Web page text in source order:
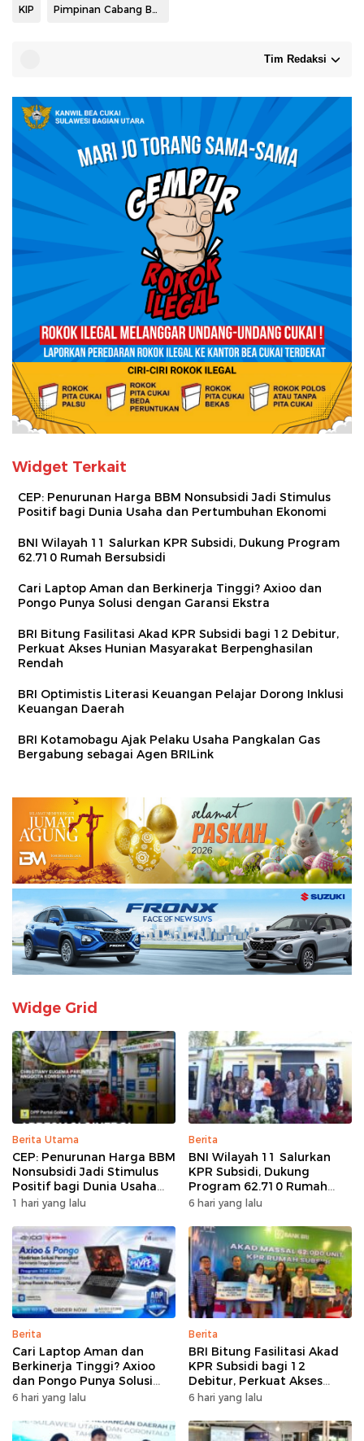
KIP Pimpinan Cabang BRI Manado Agus Wayan Parta S
Tim Redaksi
Widget Terkait
CEP: Penurunan Harga BBM Nonsubsidi Jadi Stimulus
Positif bagi Dunia Usaha dan Pertumbuhan Ekonomi
BNI Wilayah 11 Salurkan KPR Subsidi, Dukung Program
62.710 Rumah Bersubsidi
Cari Laptop Aman dan Berkinerja Tinggi? Axioo dan
Pongo Punya Solusi dengan Garansi Ekstra
BRI Bitung Fasilitasi Akad KPR Subsidi bagi 12 Debitur,
Perkuat Akses Hunian Masyarakat Berpenghasilan
Rendah
BRI Optimistis Literasi Keuangan Pelajar Dorong Inklusi
Keuangan Daerah
BRI Kotamobagu Ajak Pelaku Usaha Pangkalan Gas
Bergabung sebagai Agen BRILink
Widge Grid
Berita Utama
CEP: Penurunan Harga BBM
Nonsubsidi Jadi Stimulus
Positif bagi Dunia Usaha
dan Pertumbuhan Ekonomi
1 hari yang lalu
Berita
BNI Wilayah 11 Salurkan
KPR Subsidi, Dukung
Program 62.710 Rumah
Bersubsidi
6 hari yang lalu
Berita
Cari Laptop Aman dan
Berkinerja Tinggi? Axioo
dan Pongo Punya Solusi
dengan Garansi Ekstra
6 hari yang lalu
Berita
BRI Bitung Fasilitasi Akad
KPR Subsidi bagi 12
Debitur, Perkuat Akses
Hunian Masyarakat
6 hari yang lalu